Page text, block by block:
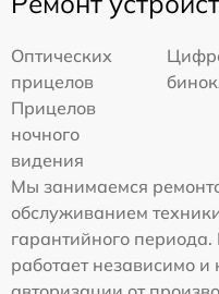
Оптических
прицелов
Прицелов
ночного
видения
Мы занимаемся
обслуживанием
гарантийного
работает независимо